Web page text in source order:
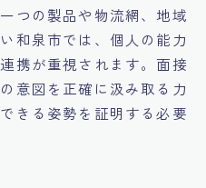
つの製品や物流網、地域
和泉市では、個人の能力
携が重視されます。面接
意図を正確に汲み取る力
きる姿勢を証明する必要